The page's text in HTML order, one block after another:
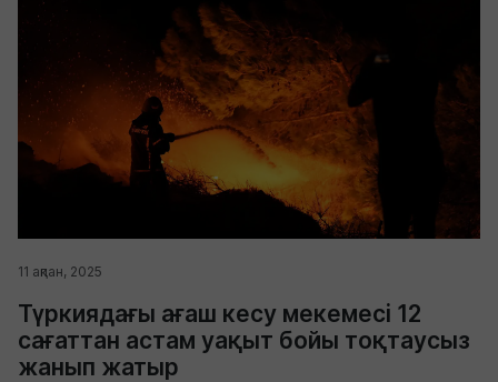
11 ақпан, 2025
Түркиядағы ағаш кесу мекемесі 12
сағаттан астам уақыт бойы тоқтаусыз
жанып жатыр